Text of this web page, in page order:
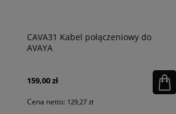
CAVA31 Kabel połączeniowy do
AVAYA
159,00 zł
Cena netto: 129,27 zł